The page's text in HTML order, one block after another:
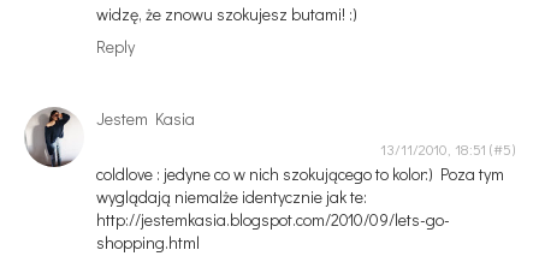
widzę, że znowu szokujesz butami! :)
Reply
Jestem Kasia
13/11/2010, 18:51
coldlove : jedyne co w nich szokującego to kolor:) Poza tym
wyglądają niemalże identycznie jak te:
http://jestemkasia.blogspot.com/2010/09/lets-go-
shopping.html